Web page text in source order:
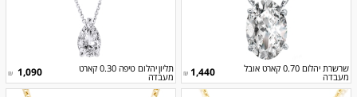
שרשרת יהלום 0.70 קארט אובל
מעבדה
1,440
₪
תליון יהלום טיפה 0.30 קארט
מעבדה
1,090
₪